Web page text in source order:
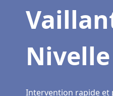
Nivelle
Intervention rapide et